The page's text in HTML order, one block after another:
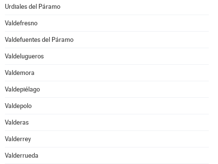
Urdiales del Páramo
Valdefresno
Valdefuentes del Páramo
Valdelugueros
Valdemora
Valdepiélago
Valdepolo
Valderas
Valderrey
Valderrueda